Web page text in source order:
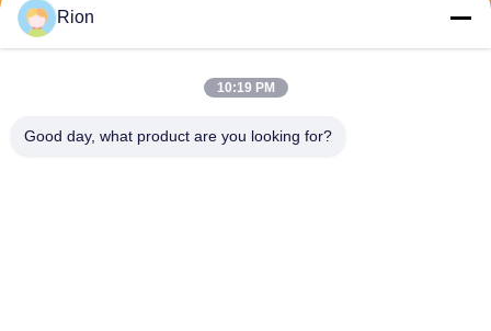
Rion
10:19 PM
Good day, what product are you looking for?